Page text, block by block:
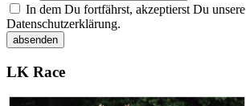
In dem Du fortfährst, akzeptierst Du unsere
Datenschutzerklärung.
LK Race